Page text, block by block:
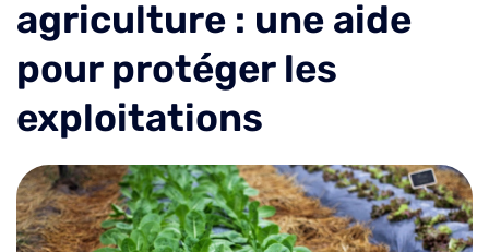
agriculture : une aide
pour protéger les
exploitations